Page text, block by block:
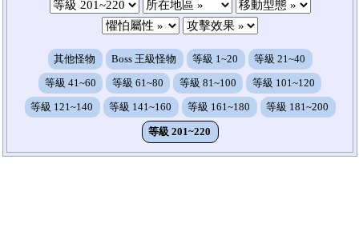
其他怪物 Boss 王級怪物 等級 1~20
等級 21~40
等級 41~60
等級 61~80 等級 81~100
等級 101~120
等級 121~140
等級 141~160 等級 161~180 等級 181~200
等級 201~220